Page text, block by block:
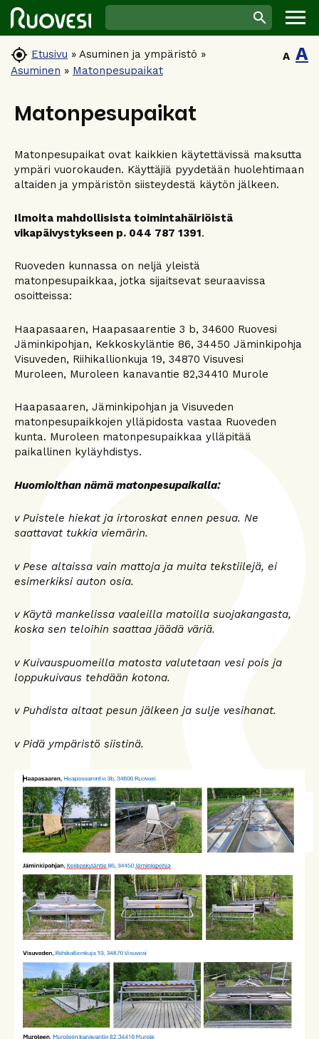
 Etusivu » Asuminen ja ympäristö »
Asuminen » Matonpesupaikat
A A
Matonpesupaikat
Matonpesupaikat ovat kaikkien käytettävissä maksutta
ympäri vuorokauden. Käyttäjiä pyydetään huolehtimaan
altaiden ja ympäristön siisteydestä käytön jälkeen.
Ilmoita mahdollisista toimintahäiriöistä
vikapäivystykseen p. 044 787 1391.
Ruoveden kunnassa on neljä yleistä
matonpesupaikkaa, jotka sijaitsevat seuraavissa
osoitteissa:
Haapasaaren, Haapasaarentie 3 b, 34600 Ruovesi
Jäminkipohjan, Kekkoskyläntie 86, 34450 Jäminkipohja
Visuveden, Riihikallionkuja 19, 34870 Visuvesi
Muroleen, Muroleen kanavantie 82,34410 Murole
Haapasaaren, Jäminkipohjan ja Visuveden
matonpesupaikkojen ylläpidosta vastaa Ruoveden
kunta. Muroleen matonpesupaikkaa ylläpitää
paikallinen kyläyhdistys.
Huomioithan nämä matonpesupaikalla:
v Puistele hiekat ja irtoroskat ennen pesua. Ne
saattavat tukkia viemärin.
v Pese altaissa vain mattoja ja muita tekstiilejä, ei
esimerkiksi auton osia.
v Käytä mankelissa vaaleilla matoilla suojakangasta,
koska sen teloihin saattaa jäädä väriä.
v Kuivauspuomeilla matosta valutetaan vesi pois ja
loppukuivaus tehdään kotona.
v Puhdista altaat pesun jälkeen ja sulje vesihanat.
v Pidä ympäristö siistinä.